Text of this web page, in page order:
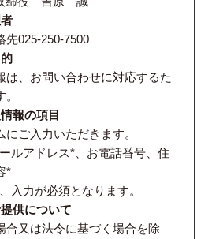
025-250-7500
は、お問い合わせに対応するた
報の項目
ご入力いただきます。
ルアドレス*、お電話番号、住
*
入力が必須となります。
供について
合又は法令に基づく場合を除